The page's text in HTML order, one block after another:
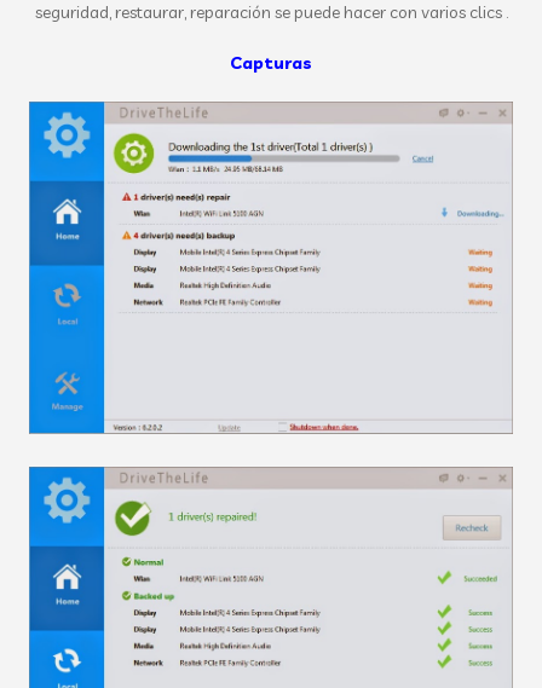
seguridad, restaurar, reparación se puede hacer con varios clics .
Capturas